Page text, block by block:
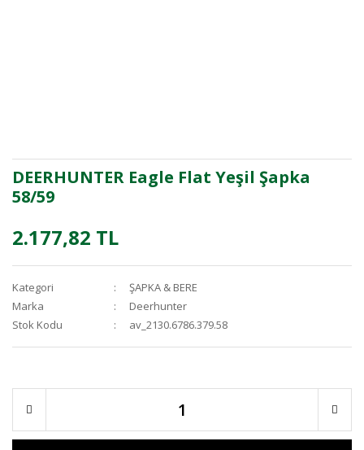
DEERHUNTER Eagle Flat Yeşil Şapka
58/59
2.177,82 TL
Kategori
ŞAPKA & BERE
Marka
Deerhunter
Stok Kodu
av_2130.6786.379.58